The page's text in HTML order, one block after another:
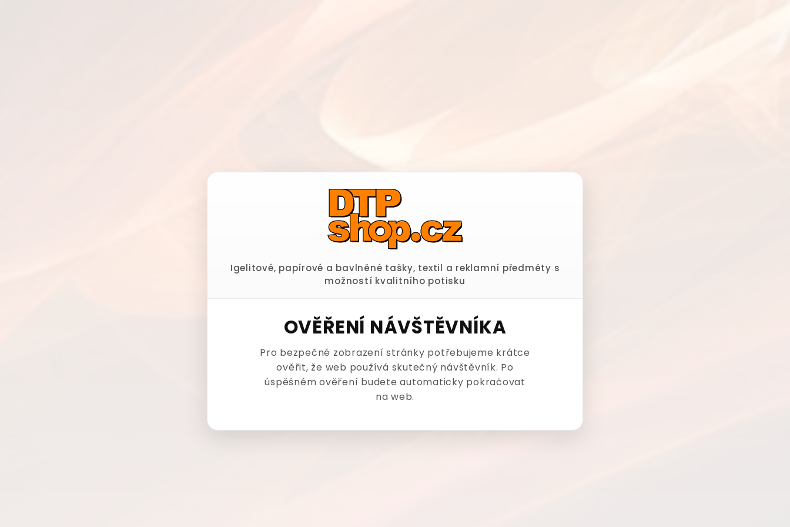
Igelitové, papírové a bavlněné tašky, textil a reklamní předměty s
možností kvalitního potisku
OVĚŘENÍ NÁVŠTĚVNÍKA
Pro bezpečné zobrazení stránky potřebujeme krátce
ověřit, že web používá skutečný návštěvník. Po
úspěšném ověření budete automaticky pokračovat
na web.